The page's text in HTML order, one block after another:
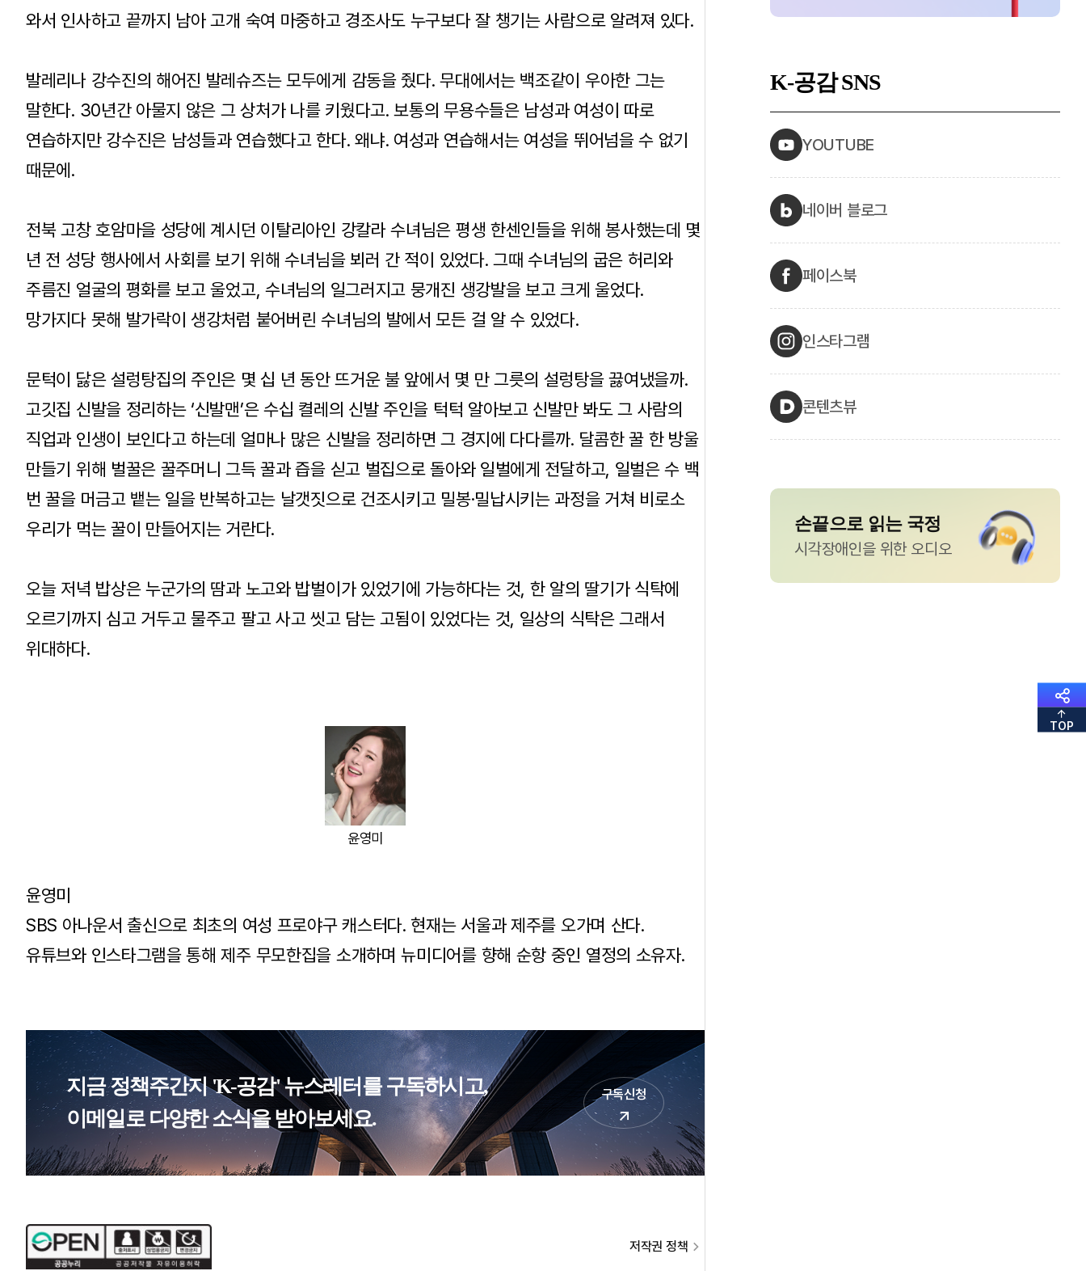
TOP
와서 인사하고 끝까지 남아 고개 숙여 마중하고 경조사도 누구보다 잘 챙기는 사람으로 알려져 있다.
발레리나 강수진의 해어진 발레슈즈는 모두에게 감동을 줬다. 무대에서는 백조같이 우아한 그는
말한다. 30년간 아물지 않은 그 상처가 나를 키웠다고. 보통의 무용수들은 남성과 여성이 따로
연습하지만 강수진은 남성들과 연습했다고 한다. 왜냐. 여성과 연습해서는 여성을 뛰어넘을 수 없기
때문에.
전북 고창 호암마을 성당에 계시던 이탈리아인 강칼라 수녀님은 평생 한센인들을 위해 봉사했는데 몇
년 전 성당 행사에서 사회를 보기 위해 수녀님을 뵈러 간 적이 있었다. 그때 수녀님의 굽은 허리와
주름진 얼굴의 평화를 보고 울었고, 수녀님의 일그러지고 뭉개진 생강발을 보고 크게 울었다.
망가지다 못해 발가락이 생강처럼 붙어버린 수녀님의 발에서 모든 걸 알 수 있었다.
문턱이 닳은 설렁탕집의 주인은 몇 십 년 동안 뜨거운 불 앞에서 몇 만 그릇의 설렁탕을 끓여냈을까.
고깃집 신발을 정리하는 ‘신발맨’은 수십 켤레의 신발 주인을 턱턱 알아보고 신발만 봐도 그 사람의
직업과 인생이 보인다고 하는데 얼마나 많은 신발을 정리하면 그 경지에 다다를까. 달콤한 꿀 한 방울
만들기 위해 벌꿀은 꿀주머니 그득 꿀과 즙을 싣고 벌집으로 돌아와 일벌에게 전달하고, 일벌은 수 백
번 꿀을 머금고 뱉는 일을 반복하고는 날갯짓으로 건조시키고 밀봉·밀납시키는 과정을 거쳐 비로소
우리가 먹는 꿀이 만들어지는 거란다.
오늘 저녁 밥상은 누군가의 땀과 노고와 밥벌이가 있었기에 가능하다는 것, 한 알의 딸기가 식탁에
오르기까지 심고 거두고 물주고 팔고 사고 씻고 담는 고됨이 있었다는 것, 일상의 식탁은 그래서
위대하다.
윤영미
윤영미
SBS 아나운서 출신으로 최초의 여성 프로야구 캐스터다. 현재는 서울과 제주를 오가며 산다.
유튜브와 인스타그램을 통해 제주 무모한집을 소개하며 뉴미디어를 향해 순항 중인 열정의 소유자.
지금 정책주간지 'K-공감' 뉴스레터를 구독하시고,
이메일로 다양한 소식을 받아보세요.
구독신청
저작권 정책
K-공감SNS
YOUTUBE
네이버 블로그
페이스북
인스타그램
콘텐츠뷰
손끝으로 읽는 국정
시각장애인을 위한 오디오